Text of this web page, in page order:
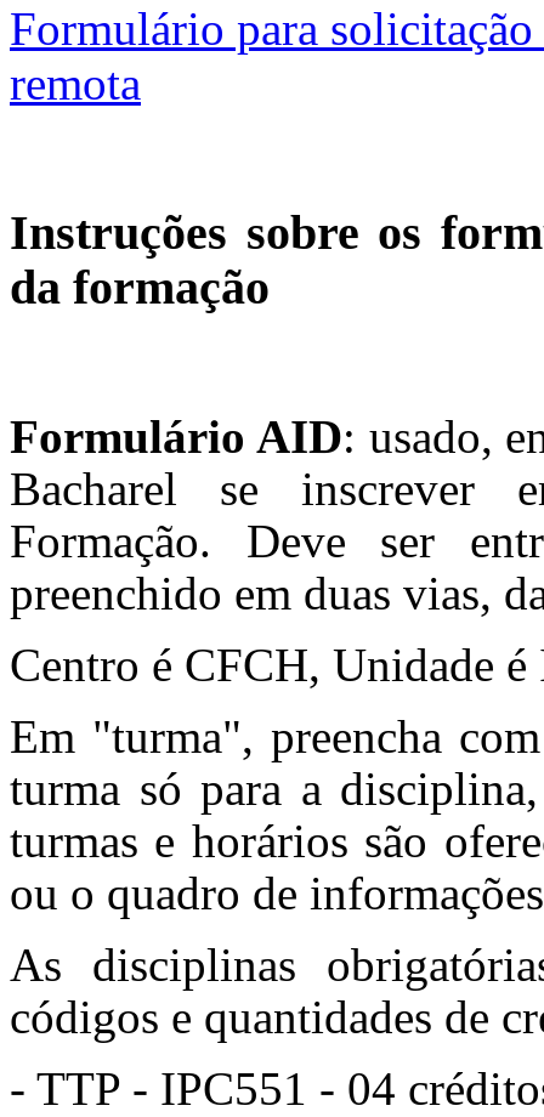
Formulário para solicitação
remota
Instruções sobre os
da formação
Formulário AID: usado,
Bacharel se inscrever
Formação. Deve ser
preenchido em duas vias,
Centro é CFCH, Unidade
Em "turma", preencha
turma só para a
turmas e horários são
ou o quadro de
As disciplinas
códigos e quantidades de
- TTP - IPC551 - 04